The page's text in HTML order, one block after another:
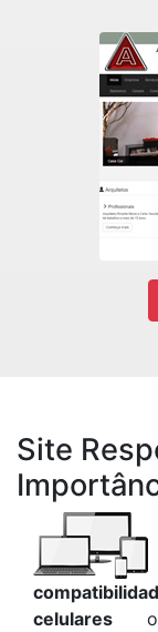
Site
celulares